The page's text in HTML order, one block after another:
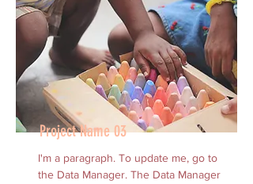
Project Name 03
I'm a paragraph. To update me, go to
the Data Manager. The Data Manager